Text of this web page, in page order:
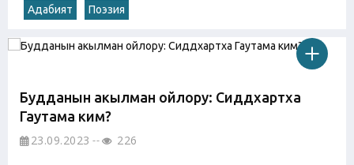
Адабият Поэзия
Будданын акылман ойлору: Сиддхартха
Гаутама ким?
23.09.2023 226